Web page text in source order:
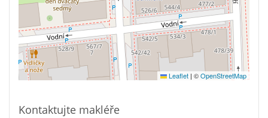
Leaflet | ©OpenStreetMap
Kontaktujte makléře